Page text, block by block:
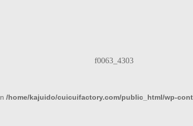
f0063_4303
/home/kajuido/cuicuifactory.com/public_html/wp-